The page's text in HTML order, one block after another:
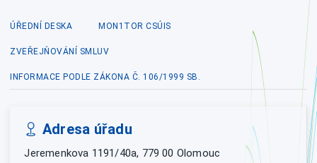
ÚŘEDNÍ DESKA MON1TOR CSÚIS
ZVEŘEJŇOVÁNÍ SMLUV
INFORMACE PODLE ZÁKONA Č. 106/1999 SB.
Adresa úřadu
Jeremenkova 1191/40a, 779 00 Olomouc